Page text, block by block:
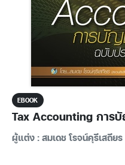
EBOOK
Tax Accounting การ
ผู้แต่ง : สมเดช โรจน์คุรีเสถียร